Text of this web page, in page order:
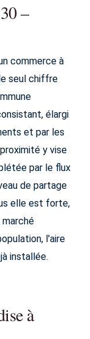
–
commerce à
seul chiffre
élargi
et par les
y vise
par le flux
de partage
elle est forte,
l'aire
installée.
à